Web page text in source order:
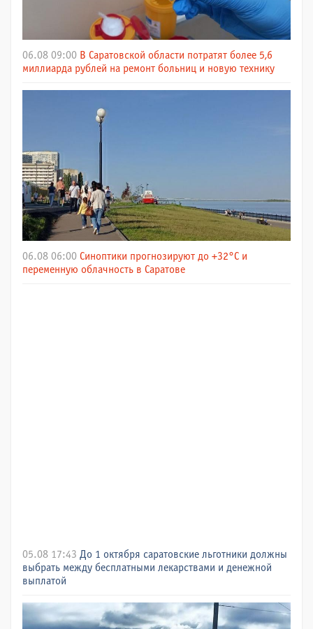
06.08 09:00 В Саратовской области потратят более 5,6
миллиарда рублей на ремонт больниц и новую технику
06.08 06:00 Синоптики прогнозируют до +32°C и
переменную облачность в Саратове
05.08 17:43 До 1 октября саратовские льготники должны
выбрать между бесплатными лекарствами и денежной
выплатой